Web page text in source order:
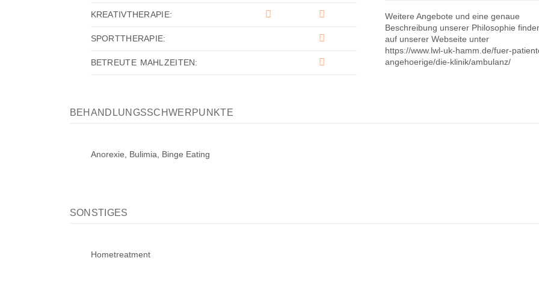
KREATIVTHERAPIE:
SPORTTHERAPIE:
BETREUTE MAHLZEITEN:
Weitere Angebote und eine genaue
Beschreibung unserer Philosophie
auf unserer Webseite unter
https://www.lwl-uk-hamm.de/fuer-
angehoerige/die-klinik/ambulanz/
BEHANDLUNGSSCHWERPUNKTE
Anorexie, Bulimia, Binge Eating
SONSTIGES
Hometreatment